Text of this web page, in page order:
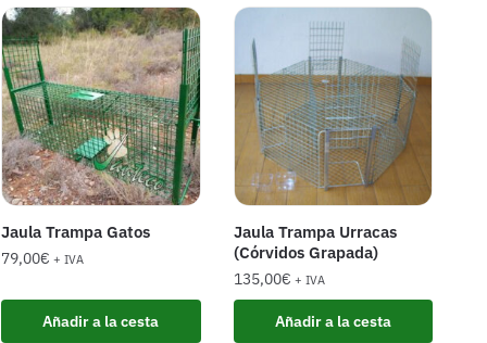
Jaula Trampa Gatos
79,00€ + IVA
Añadir a la cesta
Jaula Trampa Urracas
(Córvidos Grapada)
135,00€ + IVA
Añadir a la cesta